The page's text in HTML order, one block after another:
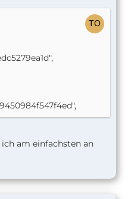
am einfachsten an